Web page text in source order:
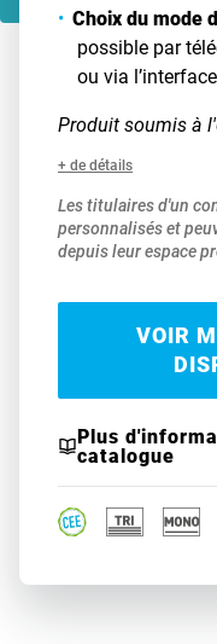
Choix du mode
possible par
ou via
Produit soumis à
+ de détails
Les titulaires d'un
personnalisés et
depuis leur espace
VOIR
Plus
catalogue